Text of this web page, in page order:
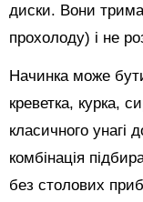
диски. Вони
прохолоду) і не
Начинка може
креветка, курка,
класичного унагі
комбінація
без столових